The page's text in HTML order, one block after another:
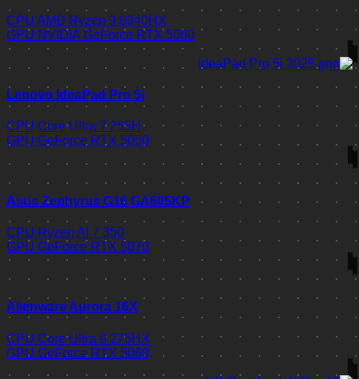
CPU AMD Ryzen 9 8940HX
GPU NVIDIA GeForce RTX 5060
Lenovo IdeaPad Pro 5i
CPU Core Ultra 7 255H
GPU GeForce RTX 5050
Asus Zephyrus G16 GA605KP
CPU Ryzen AI 7 350
GPU GeForce RTX 5070
Alienware Aurora 16X
CPU Core Ultra 9 275HX
GPU GeForce RTX 5060